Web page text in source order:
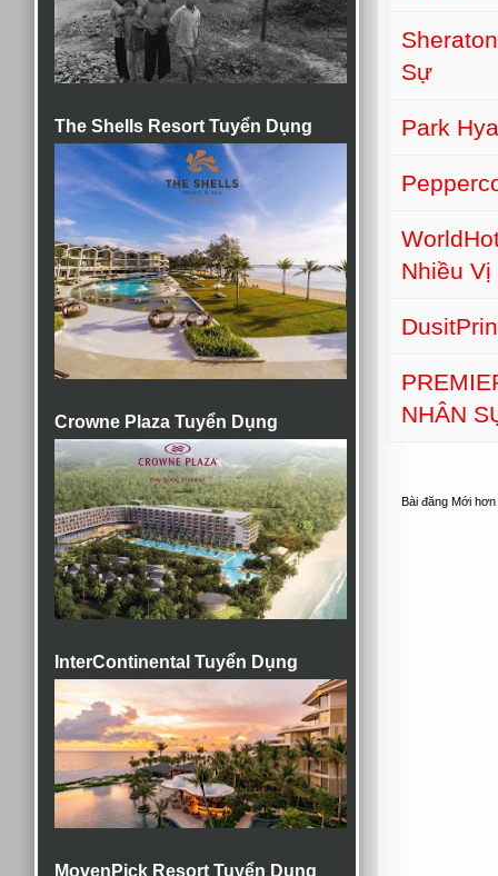
The Shells Resort Tuyển Dụng
Crowne Plaza Tuyển Dụng
InterContinental Tuyển Dụng
MovenPick Resort Tuyển Dụng
Sự
Park
Nhiều Vị
NHÂN
Bài đăng Mới hơn